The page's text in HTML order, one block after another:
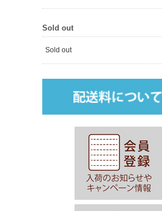
Sold out
Sold out